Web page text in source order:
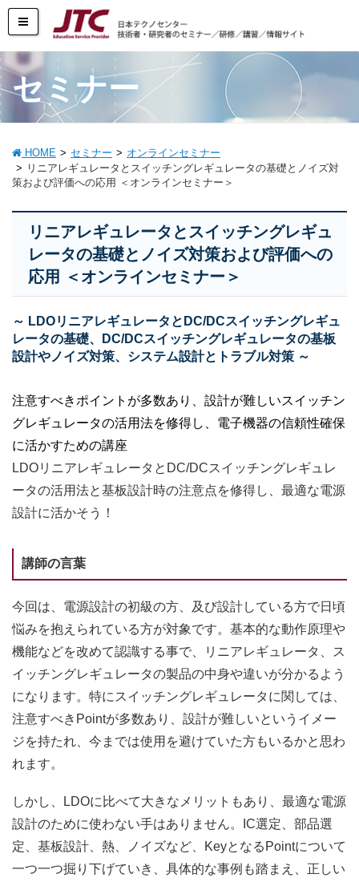
セミナー
HOME セミナー
オンラインセミナー
リニアレギュレータとスイッチングレギュレータの基礎とノイズ対
策および評価への応用 ＜オンラインセミナー＞
リニアレギュレータとスイッチングレギュ
レータの基礎とノイズ対策および評価への
応用 ＜オンラインセミナー＞
～ LDOリニアレギュレータとDC/DCスイッチングレギュ
レータの基礎、DC/DCスイッチングレギュレータの基板
設計やノイズ対策、システム設計とトラブル対策 ～
注意すべきポイントが多数あり、設計が難しいスイッチン
グレギュレータの活用法を修得し、電子機器の信頼性確保
に活かすための講座
LDOリニアレギュレータとDC/DCスイッチングレギュレ
ータの活用法と基板設計時の注意点を修得し、最適な電源
設計に活かそう！
講師の言葉
今回は、電源設計の初級の方、及び設計している方で日頃
悩みを抱えられている方が対象です。基本的な動作原理や
機能などを改めて認識する事で、リニアレギュレータ、ス
イッチングレギュレータの製品の中身や違いが分かるよう
になります。特にスイッチングレギュレータに関しては、
注意すべきPointが多数あり、設計が難しいというイメー
ジを持たれ、今までは使用を避けていた方もいるかと思わ
れます。
しかし、LDOに比べて大きなメリットもあり、最適な電源
設計のために使わない手はありません。IC選定、部品選
定、基板設計、熱、ノイズなど、KeyとなるPointについて
一つ一つ掘り下げていき、具体的な事例も踏まえ、正しい